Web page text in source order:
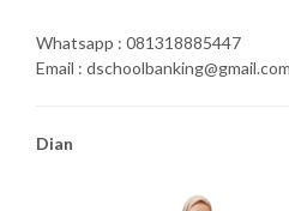
Whatsapp : 081318885447
Email : dschoolbanking@gmail.com
Dian